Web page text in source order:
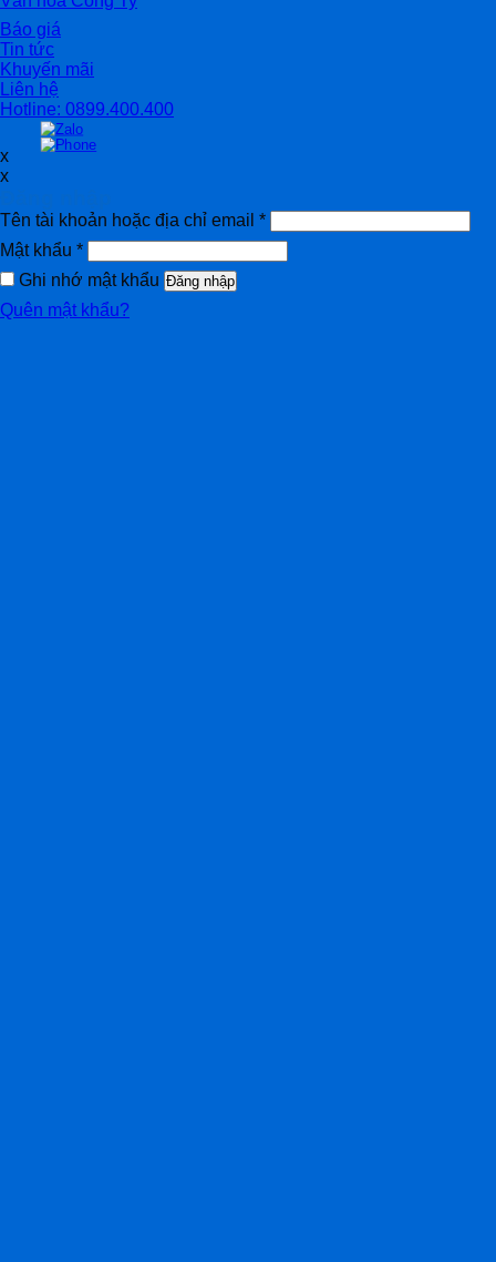
Báo giá
Tin tức
Khuyến mãi
Liên hệ
Hotline: 0899.400.400
x
x
Tên tài khoản hoặc địa chỉ email *
Mật khẩu *
Ghi nhớ mật khẩu Đăng nhập
Quên mật khẩu?